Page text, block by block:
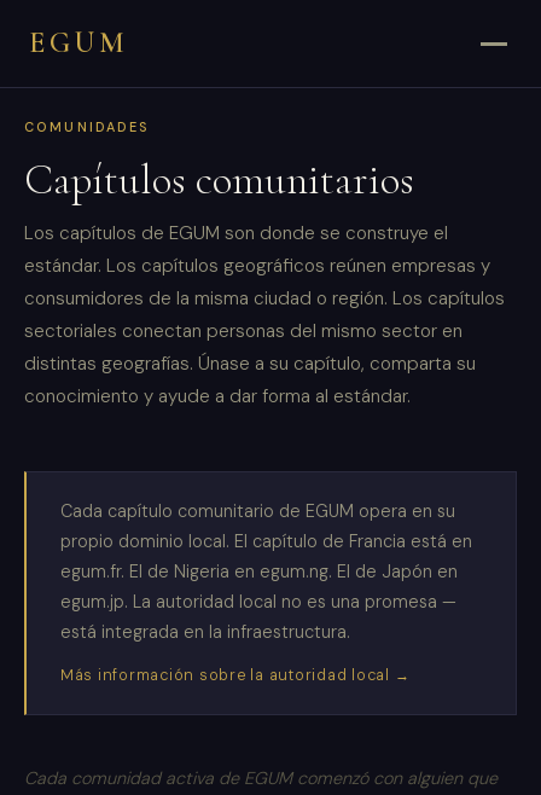
EGUM
COMUNIDADES
Capítulos comunitarios
Los capítulos de EGUM son donde se construye el
estándar. Los capítulos geográficos reúnen empresas y
consumidores de la misma ciudad o región. Los capítulos
sectoriales conectan personas del mismo sector en
distintas geografías. Únase a su capítulo, comparta su
conocimiento y ayude a dar forma al estándar.
Cada capítulo comunitario de EGUM opera en su
propio dominio local. El capítulo de Francia está en
egum.fr. El de Nigeria en egum.ng. El de Japón en
egum.jp. La autoridad local no es una promesa —
está integrada en la infraestructura.
Más información sobre la autoridad local →
Cada comunidad activa de EGUM comenzó con alguien que